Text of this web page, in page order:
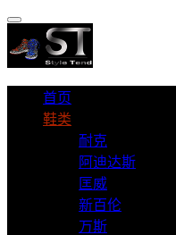
首页
鞋类
耐克
阿迪达斯
匡威
新百伦
万斯